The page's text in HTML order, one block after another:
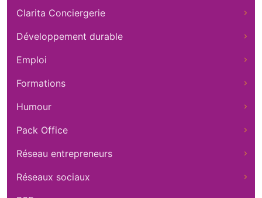
Clarita Conciergerie
Développement durable
Emploi
Formations
Humour
Pack Office
Réseau entrepreneurs
Réseaux sociaux